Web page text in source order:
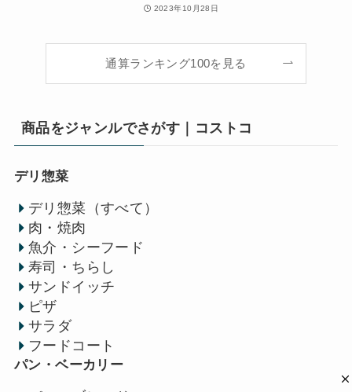
2023年10月28日
通算ランキング100を見る
商品をジャンルでさがす｜コストコ
デリ惣菜
デリ惣菜（すべて）
肉・焼肉
魚介・シーフード
寿司・ちらし
サンドイッチ
ピザ
サラダ
フードコート
パン・ベーカリー